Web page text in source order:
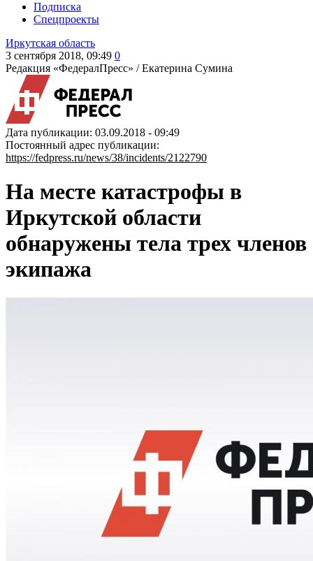
Подписка
Спецпроекты
Иркутская область
3 сентября 2018, 09:49 0
Редакция «ФедералПресс» /Екатерина Сумина
Дата публикации: 03.09.2018 - 09:49
Постоянный адрес публикации:
https://fedpress.ru/news/38/incidents/2122790
На месте катастрофы в
Иркутской области
обнаружены тела трех членов
экипажа